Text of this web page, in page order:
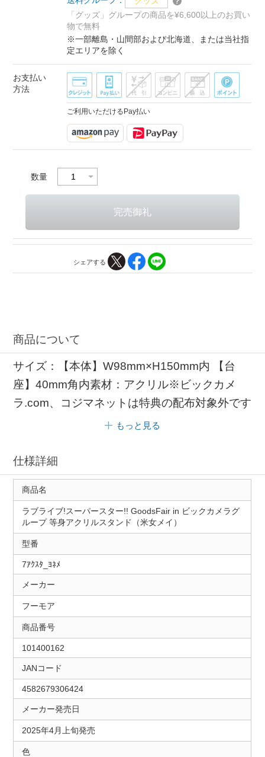
「グッズ」グループの商品を¥6,600以上のお買い
物で無料
※一部離島・山間部および北海道、または当社指
定エリアを除く
お支払い
方法
ご利用いただけるPay払い
数量
シェアする
商品について
サイズ：【本体】W98mm×H150mm内 【台
座】40mm角内素材：アクリル※ビックカメ
ラ.com、コジマネットは特典の配布対象外です
もっと見る
仕様詳細
商品名
ラブライブ!スーパースター!! GoodsFair in ビックカメラグ
ループ 等身アクリルスタンド（米女メイ）
型番
7ｱｸｽﾀ_ﾖﾈﾒ
メーカー
フーモア
商品番号
101400162
JANコード
4582679306424
メーカー発売日
2025年4月上旬発売
色